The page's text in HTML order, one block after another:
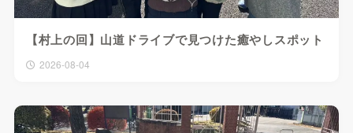
【村上の回】山道ドライブで見つけた癒やしスポット
2026-08-04